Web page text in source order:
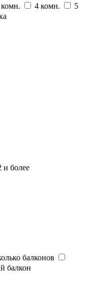
4 комн.
5
и более
балконов
балкон